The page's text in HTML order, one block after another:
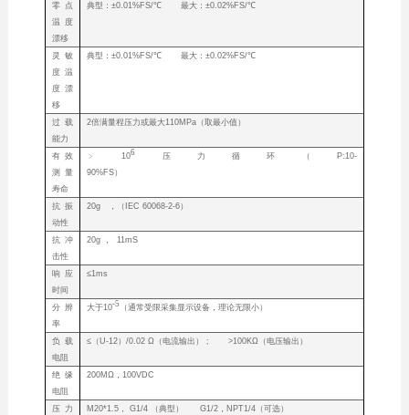
零点
温度
漂移
典型：±0.01%FS/℃ 最大：±0.02%FS/℃
灵敏
度温
度漂
移
典型：±0.01%FS/℃ 最大：±0.02%FS/℃
过载
能力
2倍满量程压力或最大110MPa（取最小值）
有效
测量
寿命
﹥106 压力循环（P:10-
90%FS）
抗振
动性
20g ，（IEC 60068-2-6）
抗冲
击性
20g ， 11mS
响应
时间
≤1ms
分辨
率
大于10-5 （通常受限采集显示设备，理论无限小）
负载
电阻
≤（U-12）/0.02 Ω（电流输出） ; >100KΩ（电压输出）
绝缘
电阻
200MΩ，100VDC
压力
M20*1.5， G1/4 （典型） G1/2，NPT1/4（可选）